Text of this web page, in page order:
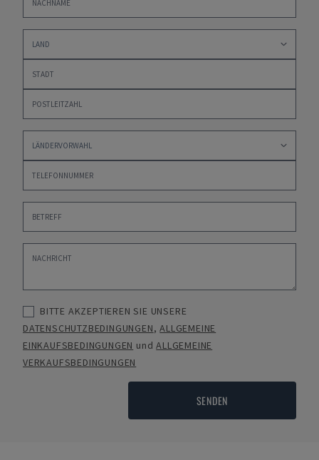
BITTE AKZEPTIEREN SIE UNSERE
DATENSCHUTZBEDINGUNGEN,ALLGEMEINE
EINKAUFSBEDINGUNGEN undALLGEMEINE
VERKAUFSBEDINGUNGEN
SENDEN